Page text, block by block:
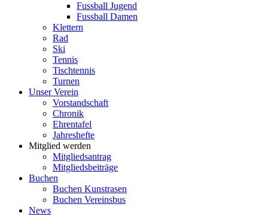
Fussball Jugend
Fussball Damen
Klettern
Rad
Ski
Tennis
Tischtennis
Turnen
Unser Verein
Vorstandschaft
Chronik
Ehrentafel
Jahreshefte
Mitglied werden
Mitgliedsantrag
Mitgliedsbeiträge
Buchen
Buchen Kunstrasen
Buchen Vereinsbus
News